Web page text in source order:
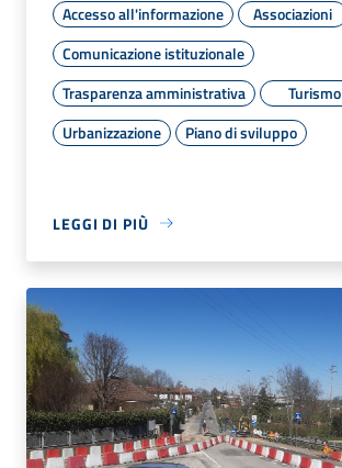
Accesso all'informazione
Associazioni
Comunicazione istituzionale
Trasparenza amministrativa
Turismo
Urbanizzazione
Piano di sviluppo
LEGGI DI PIÙ